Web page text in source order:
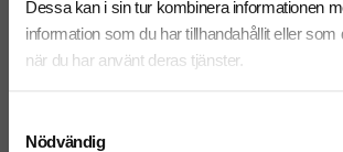
Dessa kan i sin tur kombinera informationen
information som du har tillhandahållit eller som
när du har använt deras tjänster.
Nödvändig